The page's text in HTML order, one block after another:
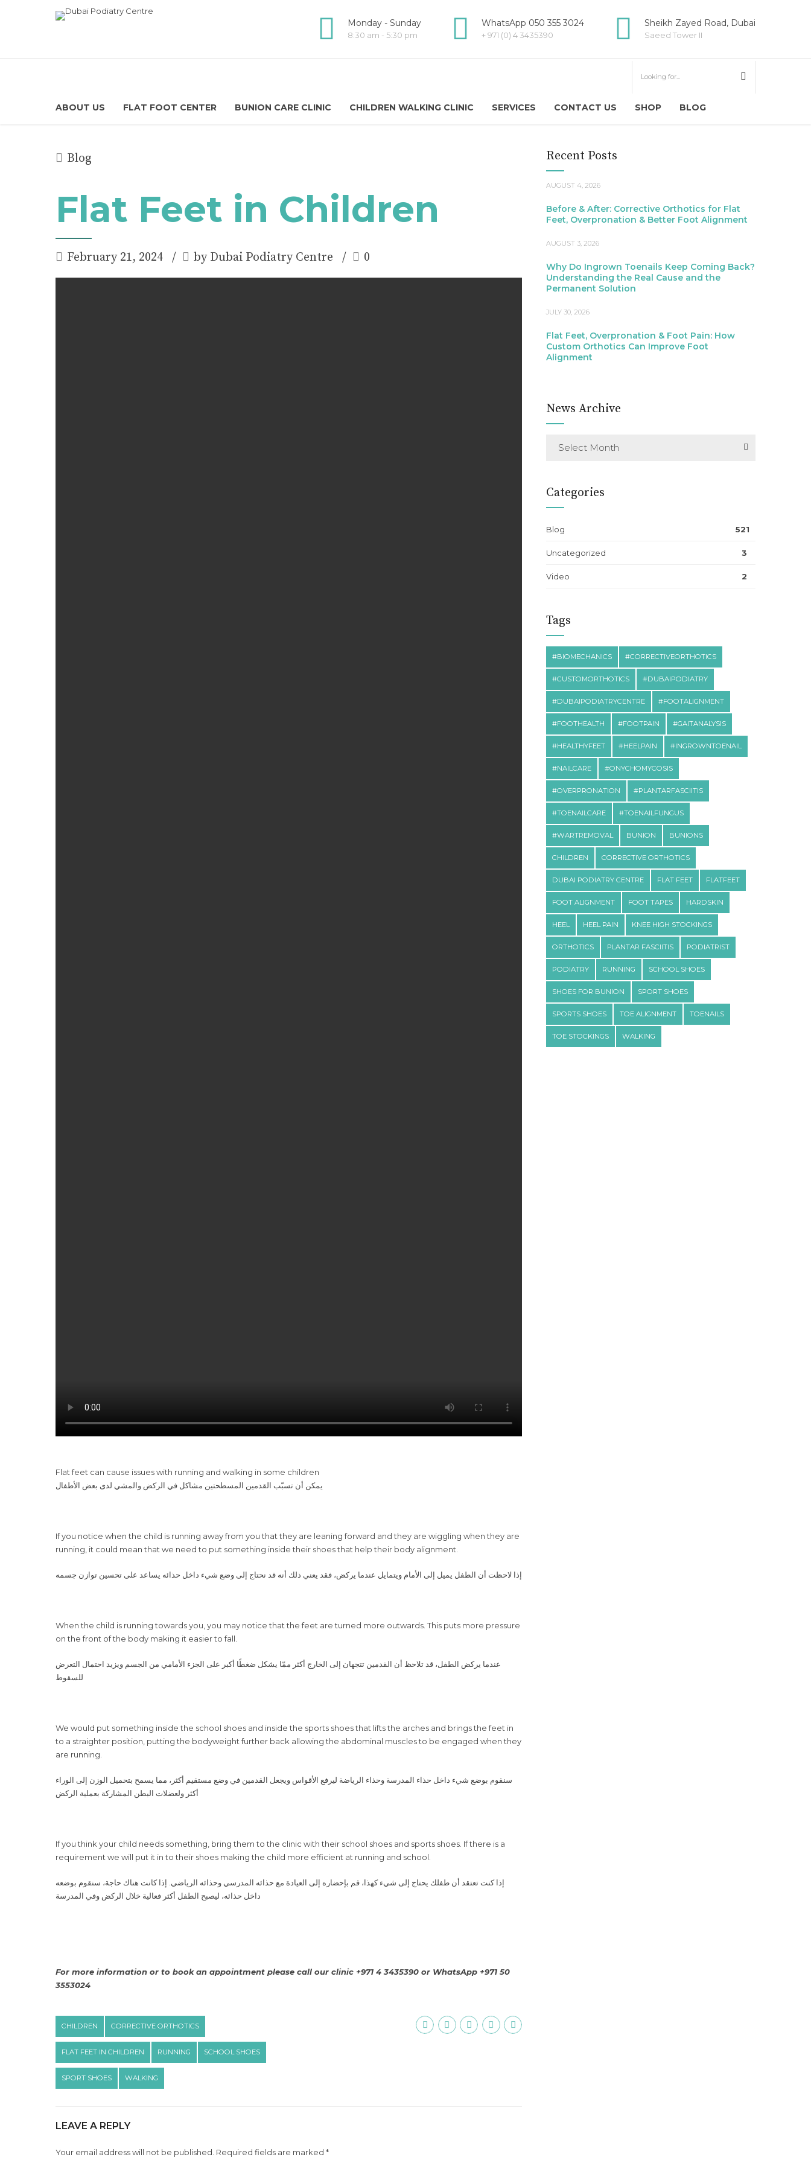
Monday - Sunday
8:30 am - 5:30 pm
WhatsApp 050 355 3024
+ 971 (0) 4 3435390
Sheikh Zayed Road, Dubai
Saeed Tower II
ABOUT US FLAT FOOT CENTER BUNION CARE CLINIC CHILDREN WALKING CLINIC SERVICES CONTACT US SHOP BLOG
Blog
Flat Feet in Children
February 21, 2024 by Dubai Podiatry Centre 0
Flat feet can cause issues with running and walking in some children
يمكن أن تسبّب القدمين المسطحتين مشاكل في الركض والمشي لدى بعض الأطفال
running, it could mean that we need to put something inside their shoes that help their body alignment.
إذا لاحظت أن الطفل يميل إلى الأمام ويتمايل عندما يركض، فقد يعني ذلك أنه قد نحتاج إلى وضع شيء داخل حذائه يساعد على تحسين توازن جسمه
on the front of the body making it easier to fall.
عندما يركض الطفل، قد تلاحظ أن القدمين تتجهان إلى الخارج أكثر ممّا يشكل ضغطًا أكبر على الجزء الأمامي من الجسم ويزيد احتمال التعرض
للسقوط
to a straighter position, putting the bodyweight further back allowing the abdominal muscles to be engaged when they
are running.
سنقوم بوضع شيء داخل حذاء المدرسة وحذاء الرياضة ليرفع الأقواس ويجعل القدمين في وضع مستقيم أكثر، مما يسمح بتحميل الوزن إلى الوراء
أكثر ولعضلات البطن المشاركة بعملية الركض
requirement we will put it in to their shoes making the child more efficient at running and school.
إذا كنت تعتقد أن طفلك يحتاج إلى شيء كهذا، قم بإحضاره إلى العيادة مع حذائه المدرسي وحذائه الرياضي. إذا كانت هناك حاجة، سنقوم بوضعه
داخل حذائه، ليصبح الطفل أكثر فعالية خلال الركض وفي المدرسة
For more information or to book an appointment please call our clinic +971 4 3435390 or WhatsApp +971 50
3553024
CHILDREN CORRECTIVE ORTHOTICS
FLAT FEET IN CHILDREN RUNNING SCHOOL SHOES
SPORT SHOES WALKING
LEAVE A REPLY
Your email address will not be published. Required fields are marked *
Recent Posts
AUGUST 4, 2026
Before & After: Corrective Orthotics for Flat
Feet, Overpronation & Better Foot Alignment
AUGUST 3, 2026
Why Do Ingrown Toenails Keep Coming Back?
Understanding the Real Cause and the
Permanent Solution
JULY 30, 2026
Flat Feet, Overpronation & Foot Pain: How
Custom Orthotics Can Improve Foot
Alignment
News Archive
Select Month
Categories
Blog 521
Uncategorized 3
Video 2
Tags
#BIOMECHANICS #CORRECTIVEORTHOTICS
#CUSTOMORTHOTICS #DUBAIPODIATRY
#DUBAIPODIATRYCENTRE #FOOTALIGNMENT
#FOOTHEALTH #FOOTPAIN #GAITANALYSIS
#HEALTHYFEET #HEELPAIN #INGROWNTOENAIL
#NAILCARE #ONYCHOMYCOSIS
#OVERPRONATION #PLANTARFASCIITIS
#TOENAILCARE #TOENAILFUNGUS
#WARTREMOVAL BUNION BUNIONS
CHILDREN CORRECTIVE ORTHOTICS
DUBAI PODIATRY CENTRE FLAT FEET FLATFEET
FOOT ALIGNMENT FOOT TAPES HARDSKIN
HEEL HEEL PAIN KNEE HIGH STOCKINGS
ORTHOTICS PLANTAR FASCIITIS PODIATRIST
PODIATRY RUNNING SCHOOL SHOES
SHOES FOR BUNION SPORT SHOES
SPORTS SHOES TOE ALIGNMENT TOENAILS
TOE STOCKINGS WALKING